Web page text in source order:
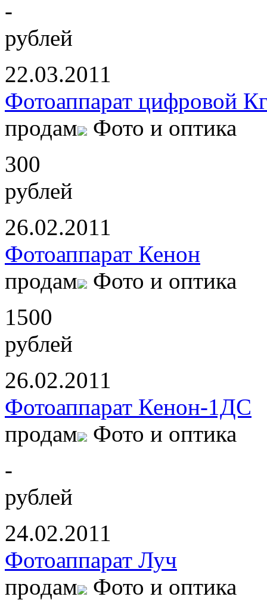
-
рублей
22.03.2011
Фотоаппарат цифровой
продам
Фото и оптика
300
рублей
26.02.2011
Фотоаппарат Кенон
продам
Фото и оптика
1500
рублей
26.02.2011
Фотоаппарат Кенон-1ДС
продам
Фото и оптика
-
рублей
24.02.2011
Фотоаппарат Луч
продам
Фото и оптика